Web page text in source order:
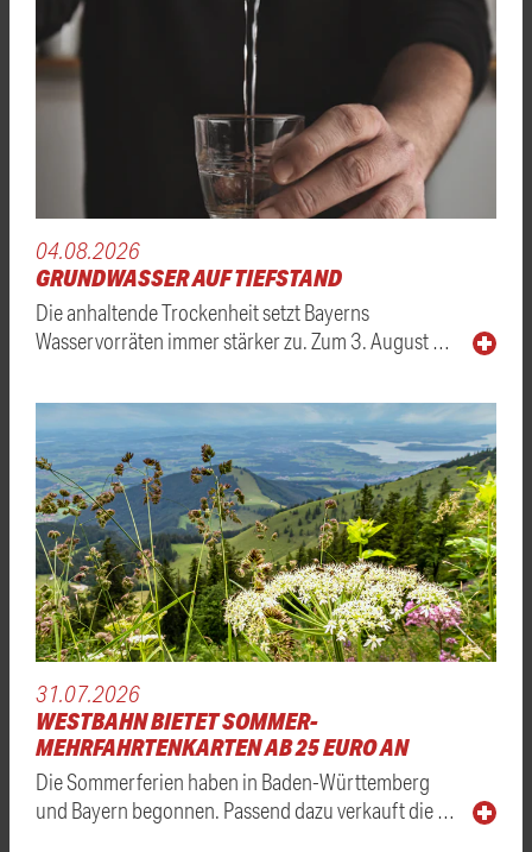
04.08.2026
GRUNDWASSER AUF TIEFSTAND
Die anhaltende Trockenheit setzt Bayerns
Wasservorräten immer stärker zu. Zum 3. August …
31.07.2026
WESTBAHN BIETET SOMMER-
MEHRFAHRTENKARTEN AB 25 EURO AN
Die Sommerferien haben in Baden-Württemberg
und Bayern begonnen. Passend dazu verkauft die …